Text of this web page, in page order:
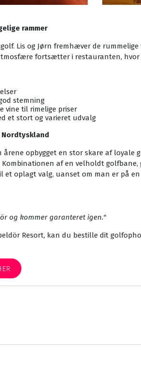
rammer
Lis og Jørn fremhæver de
fortsætter i restauranten,
stemning
vine til rimelige priser
et stort og varieret udvalg
årene opbygget en stor skare af loyale
af en velholdt
et oplagt valg, uanset om man er på
og kommer garanteret igen."
Resort, kan du bestille dit